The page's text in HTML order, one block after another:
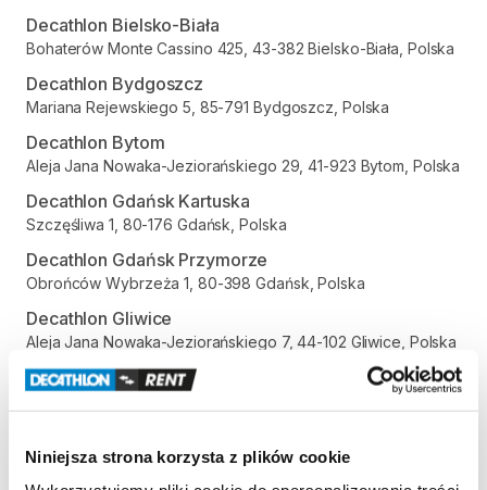
Niniejsza strona korzysta z plików cookie
Decathlon Bielsko-Biała
Bohaterów Monte Cassino 425, 43-382 Bielsko-Biała, Polska
Decathlon Bydgoszcz
Mariana Rejewskiego 5, 85-791 Bydgoszcz, Polska
Decathlon Bytom
Aleja Jana Nowaka-Jeziorańskiego 29, 41-923 Bytom, Polska
Decathlon Gdańsk Kartuska
Szczęśliwa 1, 80-176 Gdańsk, Polska
Decathlon Gdańsk Przymorze
Obrońców Wybrzeża 1, 80-398 Gdańsk, Polska
Decathlon Gliwice
Aleja Jana Nowaka-Jeziorańskiego 7, 44-102 Gliwice, Polska
Decathlon Gniezno
aleja Niepodległości 35, 88-100 Inowrocław, Polska